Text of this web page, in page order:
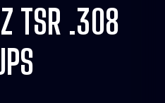
TSR .308